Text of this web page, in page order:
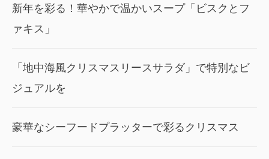
新年を彩る！華やかで温かいスープ「ビスクとフ
ァキス」
「地中海風クリスマスリースサラダ」で特別なビ
ジュアルを
豪華なシーフードプラッターで彩るクリスマス